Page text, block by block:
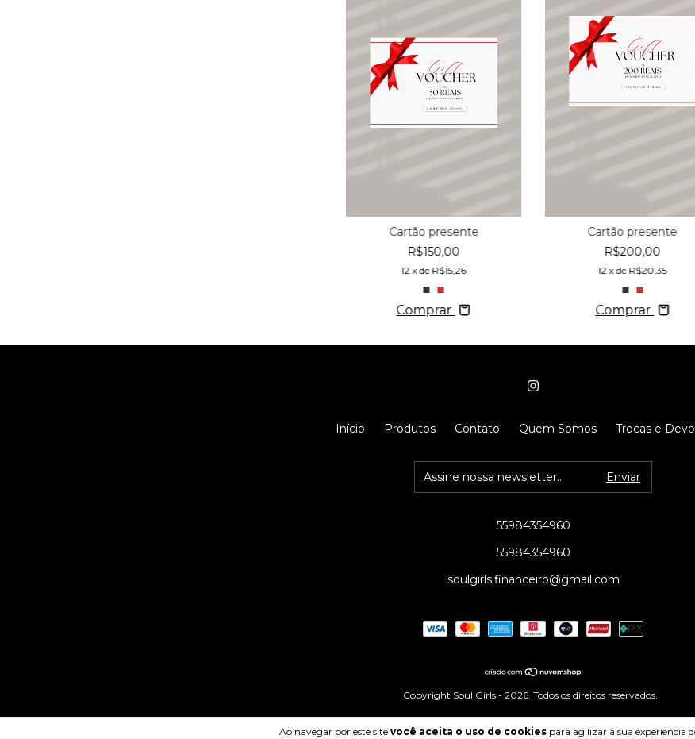
Ao navegar por este site você aceita o uso de cookiespara agilizar a sua experiência
Cartão presente
R$150,00
12 x de R$15,26
Comprar
Cartão presente
R$200,00
12 x de R$20,35
Comprar
Início Produtos Contato Quem Somos Trocas e
55984354960
55984354960
soulgirls.financeiro@gmail.com
Copyright Soul Girls - 2026. Todos os direitos reservados.